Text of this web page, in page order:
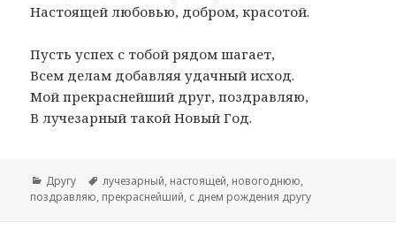
Настоящей любовью, добром, красотой.
Пусть успех с тобой рядом шагает,
Всем делам добавляя удачный исход.
Мой прекраснейший друг, поздравляю,
В лучезарный такой Новый Год.
Рубрики
Другу Метки
лучезарный, настоящей, новогоднюю,
поздравляю, прекраснейший, с днем рождения другу